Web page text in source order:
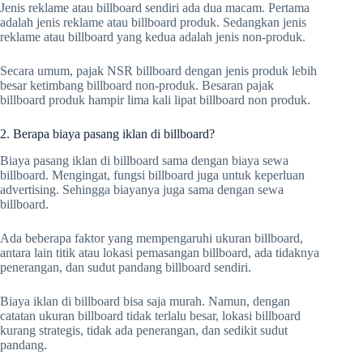
Jenis reklame atau billboard sendiri ada dua macam. Pertama
adalah jenis reklame atau billboard produk. Sedangkan jenis
reklame atau billboard yang kedua adalah jenis non-produk.
Secara umum, pajak NSR billboard dengan jenis produk lebih
besar ketimbang billboard non-produk. Besaran pajak
billboard produk hampir lima kali lipat billboard non produk.
2. Berapa biaya pasang iklan di billboard?
Biaya pasang iklan di billboard sama dengan biaya sewa
billboard. Mengingat, fungsi billboard juga untuk keperluan
advertising. Sehingga biayanya juga sama dengan sewa
billboard.
Ada beberapa faktor yang mempengaruhi ukuran billboard,
antara lain titik atau lokasi pemasangan billboard, ada tidaknya
penerangan, dan sudut pandang billboard sendiri.
Biaya iklan di billboard bisa saja murah. Namun, dengan
catatan ukuran billboard tidak terlalu besar, lokasi billboard
kurang strategis, tidak ada penerangan, dan sedikit sudut
pandang.